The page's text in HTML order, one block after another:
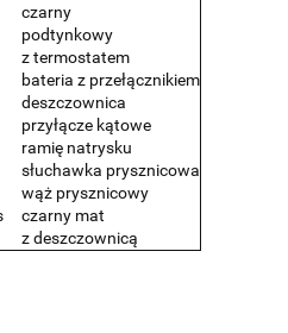
czarny
podtynkowy
z termostatem
bateria z przełącznikiem
deszczownica
przyłącze kątowe
ramię natrysku
słuchawka prysznicowa
wąż prysznicowy
czarny mat
z deszczownicą